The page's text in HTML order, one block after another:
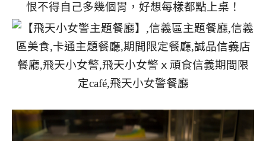
恨不得自己多幾個胃，好想每樣都點上桌！